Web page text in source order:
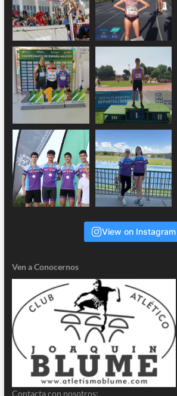
View on Instagram
Ven a Conocernos
Contacta con nosotros: